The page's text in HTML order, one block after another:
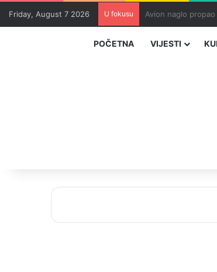
Friday, August 7 2026 U fokusu Zvizdić,
POČETNA VIJESTI